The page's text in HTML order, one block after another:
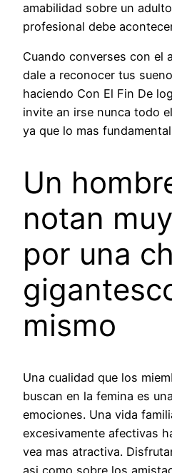
amabilidad sobre un
profesional debe
Cuando converses con el
dale a reconocer tus
haciendo Con El Fin De
invite an irse nunca todo
ya que lo mas
Un
notan
por una
mismo
Una cualidad que los
buscan en la femina es
emociones. Una vida
excesivamente afectivas
vea mas atractiva.
asi­ como sobre los